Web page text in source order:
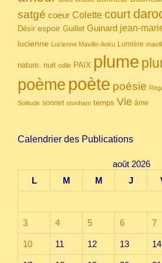
satgé coeur Colette court
Désir espoir Guillet Guinard jean-
lucienne Lucienne Maville-Anku Lumière
nature. nuit odile PAIX plume
poème poète poésie
Solitude sonnet stonham temps Vie âme
Calendrier des Publications
août 2026
L
M M J
3 4 5 6 7
10 11 12 13 14